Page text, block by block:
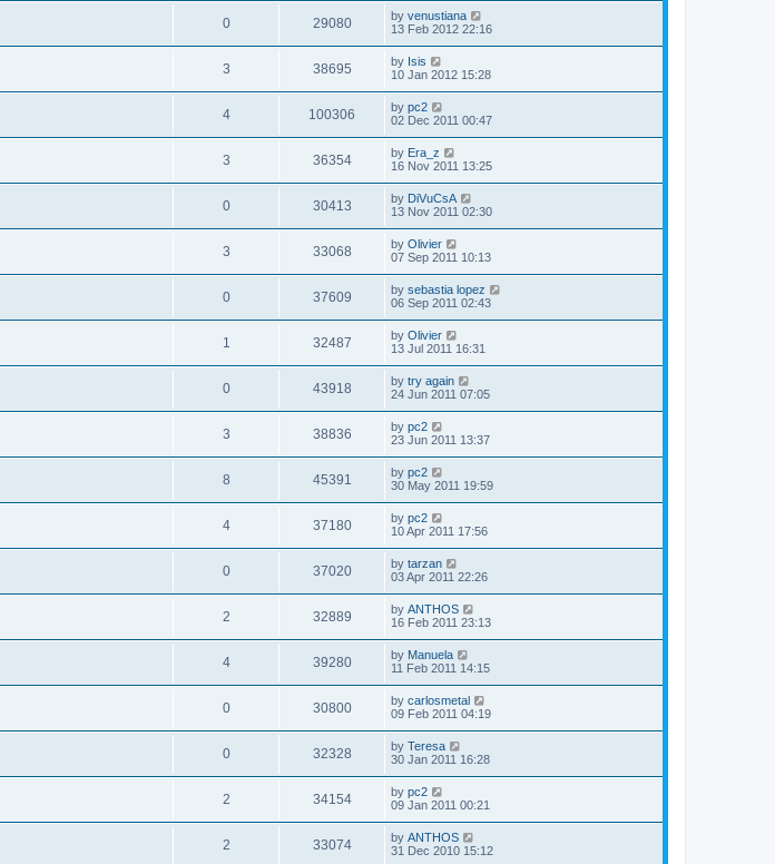
0 29080 by venustiana
13 Feb 2012 22:16
3 38695 by Isis
10 Jan 2012 15:28
4 100306 by pc2
02 Dec 2011 00:47
3 36354 by Era_z
16 Nov 2011 13:25
0 30413 by DiVuCsA
13 Nov 2011 02:30
3 33068 by Olivier
07 Sep 2011 10:13
0 37609 by sebastia lopez
06 Sep 2011 02:43
1 32487 by Olivier
13 Jul 2011 16:31
0 43918 by try again
24 Jun 2011 07:05
3 38836 by pc2
23 Jun 2011 13:37
8 45391 by pc2
30 May 2011 19:59
4 37180 by pc2
10 Apr 2011 17:56
0 37020 by tarzan
03 Apr 2011 22:26
2 32889 by ANTHOS
16 Feb 2011 23:13
4 39280 by Manuela
11 Feb 2011 14:15
0 30800 by carlosmetal
09 Feb 2011 04:19
0 32328 by Teresa
30 Jan 2011 16:28
2 34154 by pc2
09 Jan 2011 00:21
2 33074 by ANTHOS
31 Dec 2010 15:12